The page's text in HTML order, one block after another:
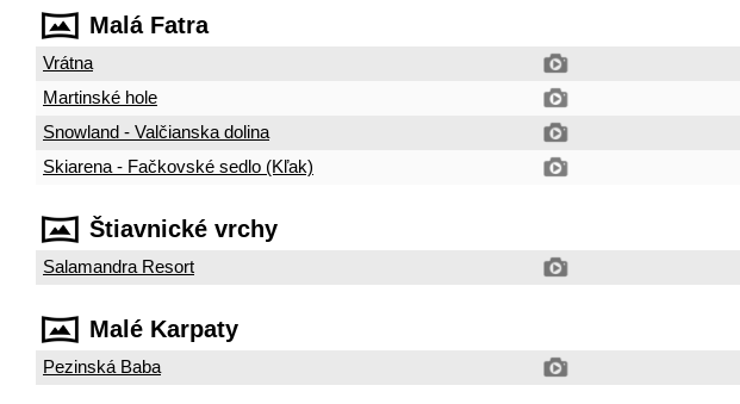
Malá Fatra
Vrátna
Martinské hole
Snowland - Valčianska dolina
Skiarena - Fačkovské sedlo (Kľak)
Štiavnické vrchy
Salamandra Resort
Malé Karpaty
Pezinská Baba